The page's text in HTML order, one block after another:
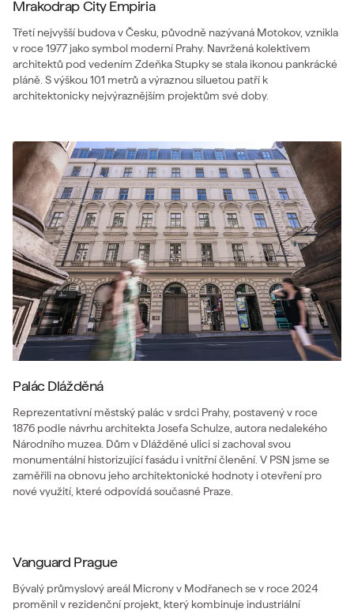
Mrakodrap City Empiria
Třetí nejvyšší budova v Česku, původně nazývaná Motokov, vznikla
v roce 1977 jako symbol moderní Prahy. Navržená kolektivem
architektů pod vedením Zdeňka Stupky se stala ikonou pankrácké
pláně. S výškou 101 metrů a výraznou siluetou patří k
architektonicky nejvýraznějším projektům své doby.
Palác Dlážděná
Reprezentativní městský palác v srdci Prahy, postavený v roce
1876 podle návrhu architekta Josefa Schulze, autora nedalekého
Národního muzea. Dům v Dlážděné ulici si zachoval svou
monumentální historizující fasádu i vnitřní členění. V PSN jsme se
zaměřili na obnovu jeho architektonické hodnoty i otevření pro
nové využití, které odpovídá současné Praze.
Vanguard Prague
Bývalý průmyslový areál Microny v Modřanech se v roce 2024
proměnil v rezidenční projekt, který kombinuje industriální